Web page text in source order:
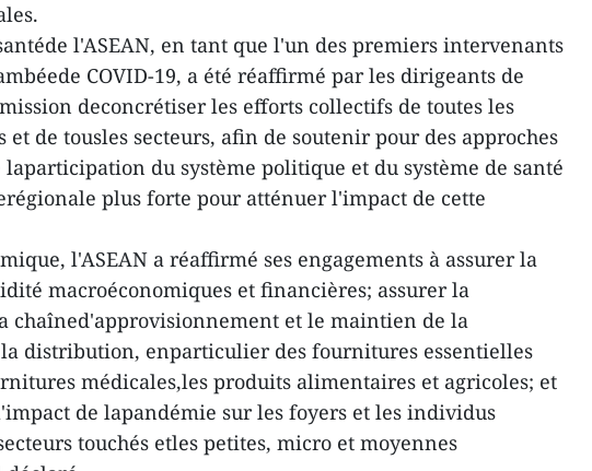
l'ASEAN, en tant que l'un des premiers intervenants
COVID-19, a été réaffirmé par les dirigeants de
deconcrétiser les efforts collectifs de toutes les
et de tousles secteurs, afin de soutenir pour des approches
du système politique et du système de santé
plus forte pour atténuer l'impact de cette
l'ASEAN a réaffirmé ses engagements à assurer la
macroéconomiques et financières; assurer la
chaîned'approvisionnement et le maintien de la
distribution, enparticulier des fournitures essentielles
médicales,les produits alimentaires et agricoles; et
de lapandémie sur les foyers et les individus
touchés etles petites, micro et moyennes